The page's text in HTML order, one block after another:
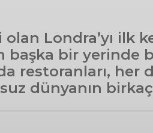
Londra’yı ilk
başka bir yerinde
restoranları, her
dünyanın